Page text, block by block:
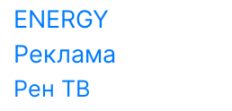
ENERGY
Реклама
Рен ТВ